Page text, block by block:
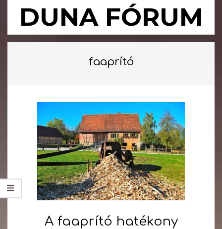
DUNA FÓRUM
Primary
faaprító
A faaprító hatékony